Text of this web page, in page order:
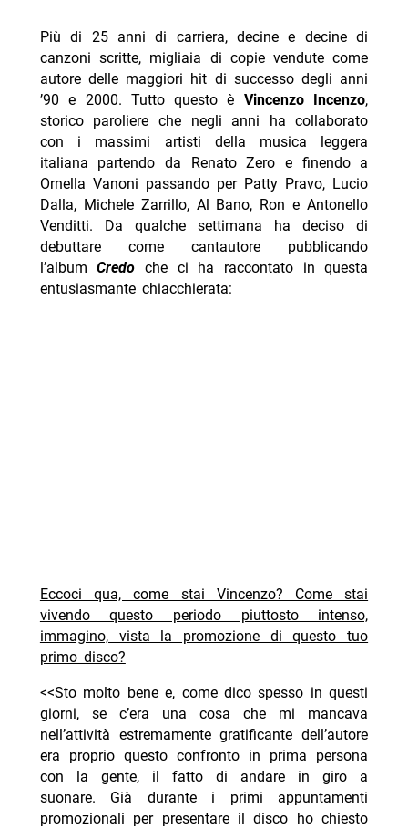
Più di 25 anni di carriera, decine e decine di
canzoni scritte, migliaia di copie vendute come
autore delle maggiori hit di successo degli anni
’90 e 2000. Tutto questo è Vincenzo Incenzo,
storico paroliere che negli anni ha collaborato
con i massimi artisti della musica leggera
italiana partendo da Renato Zero e finendo a
Ornella Vanoni passando per Patty Pravo, Lucio
Dalla, Michele Zarrillo, Al Bano, Ron e Antonello
Venditti. Da qualche settimana ha deciso di
debuttare come cantautore pubblicando
l’albumCredoche ci ha raccontato in questa
entusiasmante chiacchierata:
Eccoci qua, come stai Vincenzo? Come stai
vivendo questo periodo piuttosto intenso,
immagino, vista la promozione di questo tuo
primo disco?
<<Sto molto bene e, come dico spesso in questi
giorni, se c’era una cosa che mi mancava
nell’attività estremamente gratificante dell’autore
era proprio questo confronto in prima persona
con la gente, il fatto di andare in giro a
suonare. Già durante i primi appuntamenti
promozionali per presentare il disco ho chiesto